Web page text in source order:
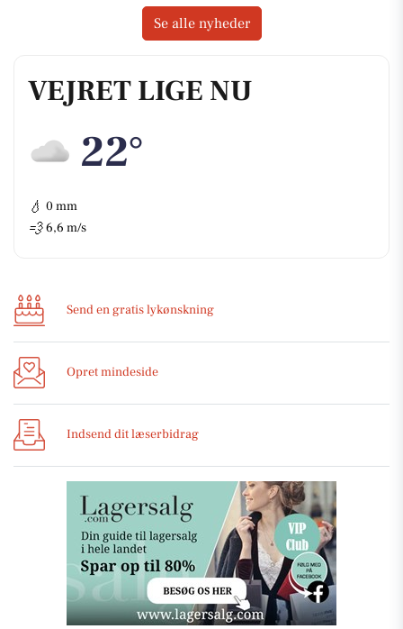
VEJRET LIGE NU
22°
💧 0 mm
💨 6,6 m/s
Send en gratis lykønskning
Opret mindeside
Indsend dit læserbidrag
Se alle nyheder